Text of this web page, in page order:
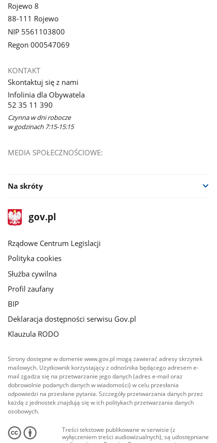
Rojewo 8
88-111 Rojewo
NIP 5561103800
Regon 000547069
KONTAKT
Skontaktuj się z nami
Infolinia dla Obywatela
52 35 11 390
Czynna w dni robocze
w godzinach 7:15-15:15
MEDIA SPOŁECZNOŚCIOWE:
Na skróty
stopka
gov.plStrona
gov.pl
Rządowe Centrum Legislacji
Polityka cookies
Służba cywilna
Profil zaufany
BIP
Deklaracja dostępności serwisu Gov.pl
Klauzula RODO
Strony dostępne w domenie www.gov.pl mogą zawierać adresy skrzynek
mailowych. Użytkownik korzystający z odnośnika będącego adresem e-
mail zgadza się na przetwarzanie jego danych (adres e-mail oraz
dobrowolnie podanych danych w wiadomości) w celu przesłania
odpowiedzi na przesłane pytania. Szczegóły przetwarzania danych przez
każdą z jednostek znajdują się w ich politykach przetwarzania danych
osobowych.
Treści tekstowe publikowane w serwisie (z
wyłączeniem treści audiowizualnych), są udostępniane